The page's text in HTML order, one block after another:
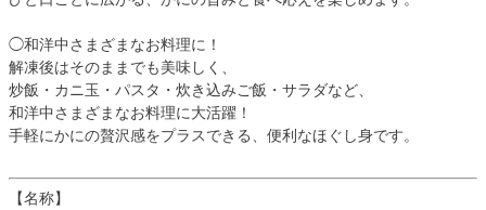
◯和洋中さまざまなお料理に！
解凍後はそのままでも美味しく、
炒飯・カニ玉・パスタ・炊き込みご飯・サラダなど、
和洋中さまざまなお料理に大活躍！
手軽にかにの贅沢感をプラスできる、便利なほぐし身です。
【名称】